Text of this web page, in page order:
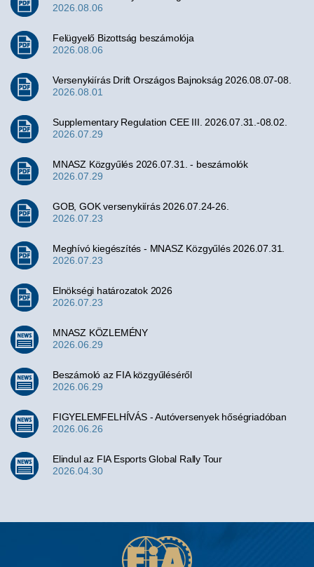
2026.08.06
Felügyelő Bizottság beszámolója
2026.08.06
Versenykiírás Drift Országos Bajnokság 2026.08.07-08.
2026.08.01
Supplementary Regulation CEE III. 2026.07.31.-08.02.
2026.07.29
MNASZ Közgyűlés 2026.07.31. - beszámolók
2026.07.29
GOB, GOK versenykiírás 2026.07.24-26.
2026.07.23
Meghívó kiegészítés - MNASZ Közgyűlés 2026.07.31.
2026.07.23
Elnökségi határozatok 2026
2026.07.23
MNASZ KÖZLEMÉNY
2026.06.29
Beszámoló az FIA közgyűléséről
2026.06.29
FIGYELEMFELHÍVÁS - Autóversenyek hőségriadóban
2026.06.26
Elindul az FIA Esports Global Rally Tour
2026.04.30